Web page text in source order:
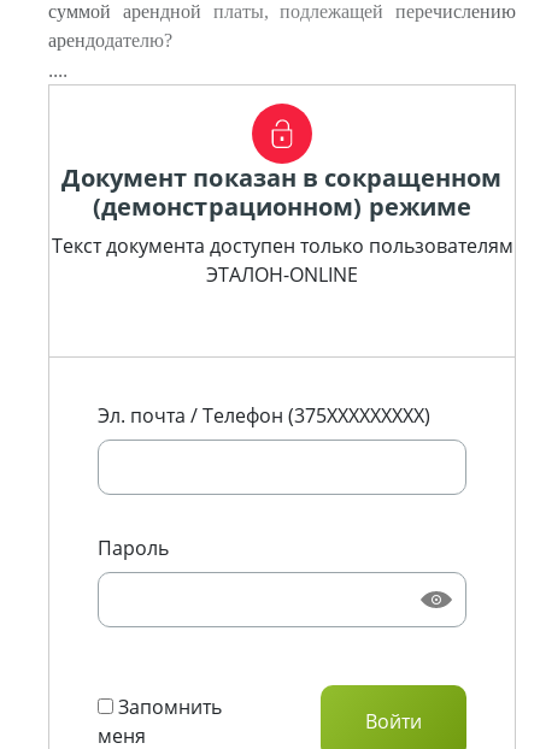
суммой арендной платы, подлежащей перечислению
арендодателю?
....
Документ показан в сокращенном
(демонстрационном) режиме
Текст документа доступен только пользователям
ЭТАЛОН-ONLINE
Эл. почта / Телефон (375XXXXXXXXX)
Пароль
Запомнить
меня